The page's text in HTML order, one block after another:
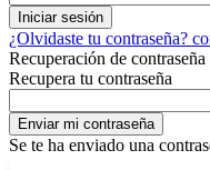
¿Olvidaste tu contraseña?
Recuperación de contraseña
Recupera tu contraseña
Se te ha enviado una